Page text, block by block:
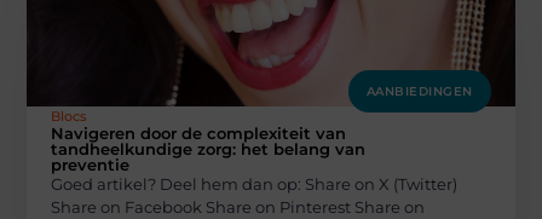
AANBIEDINGEN
Blocs
Navigeren door de complexiteit van
tandheelkundige zorg: het belang van
preventie
Goed artikel? Deel hem dan op: Share on X (Twitter)
Share on Facebook Share on Pinterest Share on